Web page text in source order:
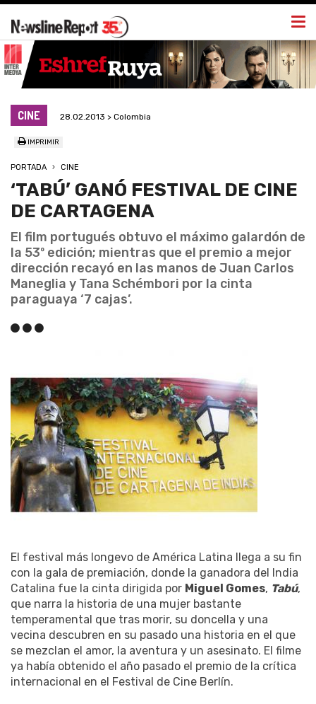
CINE 28.02.2013 > Colombia
IMPRIMIR
PORTADA CINE
‘TABÚ’ GANÓ FESTIVAL DE CINE
DE CARTAGENA
El film portugués obtuvo el máximo galardón de
la 53º edición; mientras que el premio a mejor
dirección recayó en las manos de Juan Carlos
Maneglia y Tana Schémbori por la cinta
paraguaya ‘7 cajas’.
El festival más longevo de América Latina llega a su fin
con la gala de premiación, donde la ganadora del India
Catalina fue la cinta dirigida por Miguel Gomes, Tabú,
que narra la historia de una mujer bastante
temperamental que tras morir, su doncella y una
vecina descubren en su pasado una historia en el que
se mezclan el amor, la aventura y un asesinato. El filme
ya había obtenido el año pasado el premio de la crítica
internacional en el Festival de Cine Berlín.